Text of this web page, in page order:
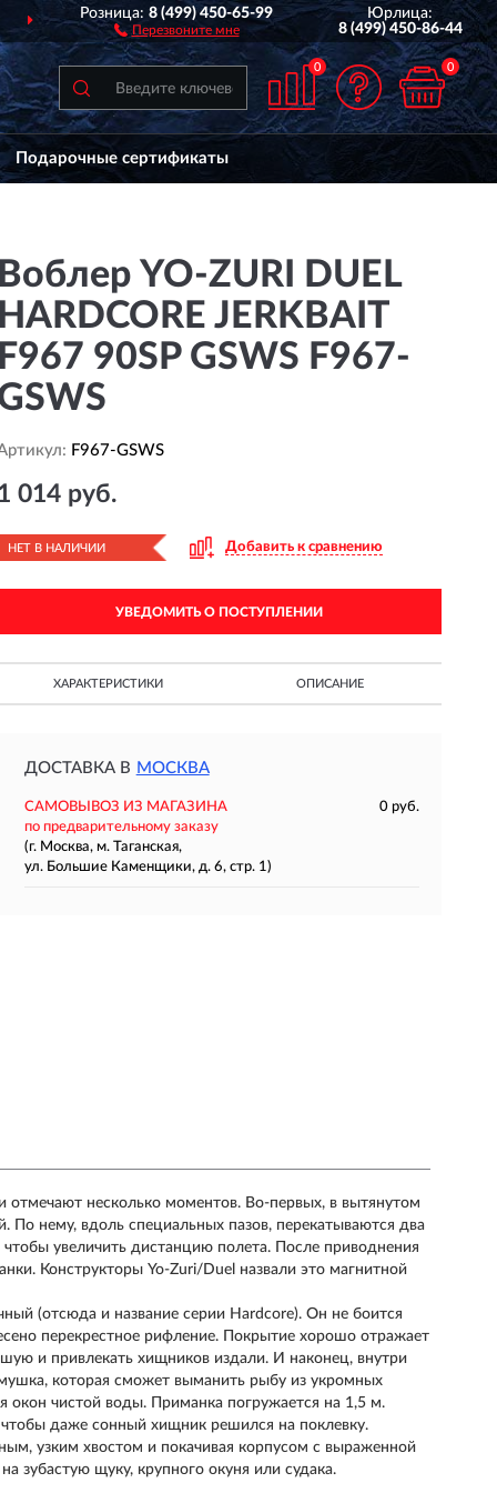
ДОСТАВИМ ПО ВСЕЙ РОССИИ
Розница:8 (499) 450-65-99
Перезвоните мне
Юрлица:
8 (499) 450-86-44
0 0
Подарочные сертификаты
YO-ZURI DUEL
JERKBAIT
90SP GSWS F967-
F967-GSWS
014 руб.
НЕТ В НАЛИЧИИ Добавить к сравнению
УВЕДОМИТЬ О ПОСТУПЛЕНИИ
ХАРАКТЕРИСТИКИ ОПИСАНИЕ
ДОСТАВКА В МОСКВА
САМОВЫВОЗ ИЗ МАГАЗИНА
0 руб.
по предварительному заказу
(г. Москва, м. Таганская,
ул. Большие Каменщики, д. 6, стр. 1)
отмечают несколько моментов. Во-первых, в вытянутом
нему, вдоль специальных пазов, перекатываются два
увеличить дистанцию полета. После приводнения
Конструкторы Yo-Zuri/Duel назвали это магнитной
(отсюда и название серии Hardcore). Он не боится
перекрестное рифление. Покрытие хорошо отражает
и привлекать хищников издали. И наконец, внутри
которая сможет выманить рыбу из укромных
окон чистой воды. Приманка погружается на 1,5 м.
даже сонный хищник решился на поклевку.
узким хвостом и покачивая корпусом с выраженной
зубастую щуку, крупного окуня или судака.